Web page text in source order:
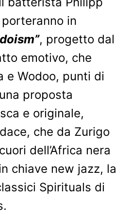
in
, progetto dal
emotivo, che
e Wodoo, punti di
proposta
e originale,
che da Zurigo
dell’Africa nera
chiave new jazz, la
Spirituals di